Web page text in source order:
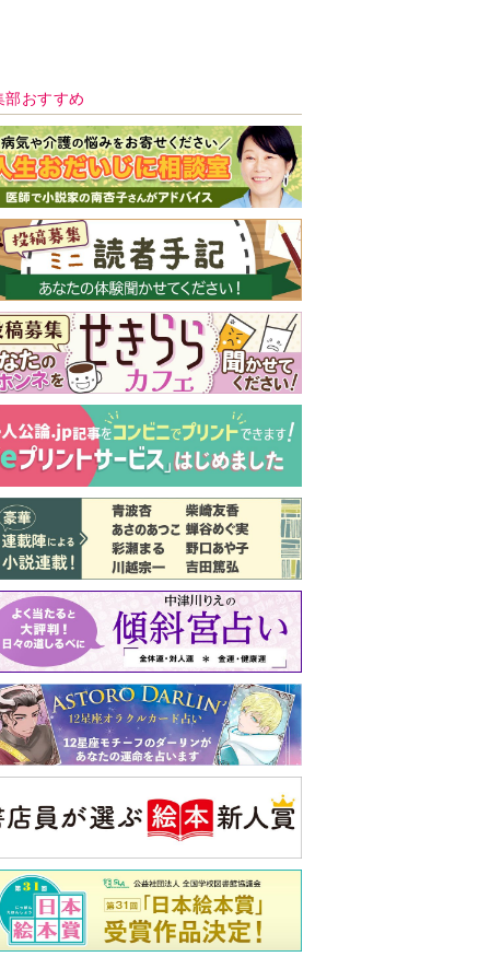
号 好評発売中！
実家の処分から終
の棲家までどうす
る？60代からの家
モンダイ
最新号
バックナンバー
注目トピ
結婚1か月で離婚を決めました。本当に
よかったのでしょうか
義実家について、義弟が私へ怒りのLINE
ピアノの月謝、払うべき？
公論新社の本
三千円の使いかた
原田ひ香 著詳しくみる
フォメーション